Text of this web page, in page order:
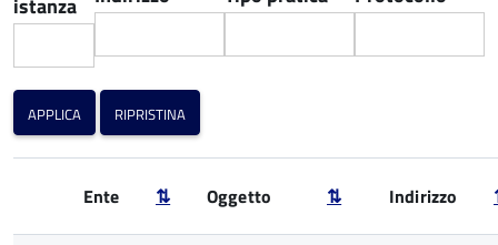
istanza
Ente ⇅ Oggetto ⇅ Indirizzo